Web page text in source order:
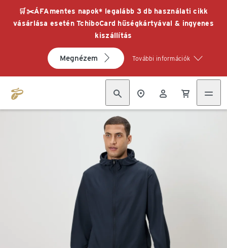
🛒✂️ÁFAmentes napok* legalább 3 db használati cikk
vásárlása esetén TchiboCard hűségkártyával & ingyenes
kiszállítás
Megnézem További információk